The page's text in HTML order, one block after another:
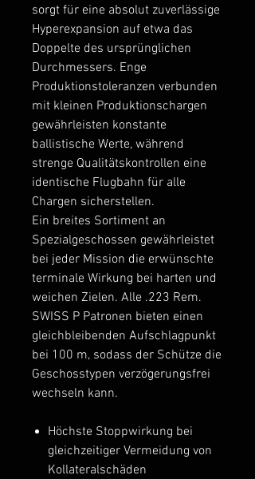
sorgt für eine absolut zuverlässige
Hyperexpansion auf etwa das
Doppelte des ursprünglichen
Durchmessers. Enge
Produktionstoleranzen verbunden
mit kleinen Produktionschargen
gewährleisten konstante
ballistische Werte, während
strenge Qualitätskontrollen eine
identische Flugbahn für alle
Chargen sicherstellen.
Ein breites Sortiment an
Spezialgeschossen gewährleistet
bei jeder Mission die erwünschte
terminale Wirkung bei harten und
weichen Zielen. Alle .223 Rem.
SWISS P Patronen bieten einen
gleichbleibenden Aufschlagpunkt
bei 100 m, sodass der Schütze die
Geschosstypen verzögerungsfrei
wechseln kann.
Höchste Stoppwirkung bei
gleichzeitiger Vermeidung von
Kollateralschäden